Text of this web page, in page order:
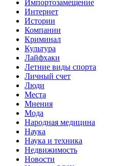
Импортозамещение
Интернет
Истории
Компании
Криминал
Культура
Лайфхаки
Летние виды спорта
Личный счет
Люди
Места
Мнения
Мода
Народная медицина
Наука
Наука и техника
Недвижимость
Новости